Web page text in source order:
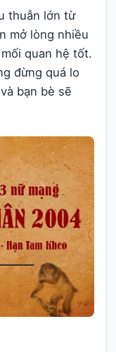
thuẫn lớn từ
mở lòng nhiều
quan hệ tốt.
đừng quá lo
bạn bè sẽ